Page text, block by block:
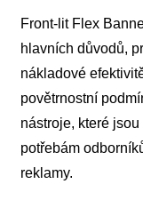
Front-lit Flex
hlavních důvodů,
nákladové
povětrnostní
nástroje, které
potřebám
reklamy.